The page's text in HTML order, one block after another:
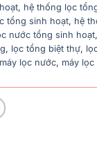
, hệ thống lọc
tổng sinh hoạt, hệ
nước tổng sinh hoạt,
, lọc tổng biệt thự,
máy lọc nước, máy